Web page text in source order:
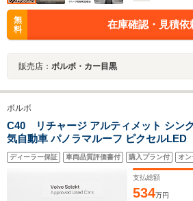
無
料
在庫確認・見積依
販売店： ボルボ・カー目黒
ボルボ
C40 リチャージ アルティメット シン
気自動車 パノラマルーフ ピクセルLED
グリーンM 前後シートヒーター ステア
ーター harman/kardonプレミアムサウ
ヤモンドカットAW ワイヤレススマホ
ディーラー保証 車両品質評価書付 購入プラン付 オ
支払総額
534万円